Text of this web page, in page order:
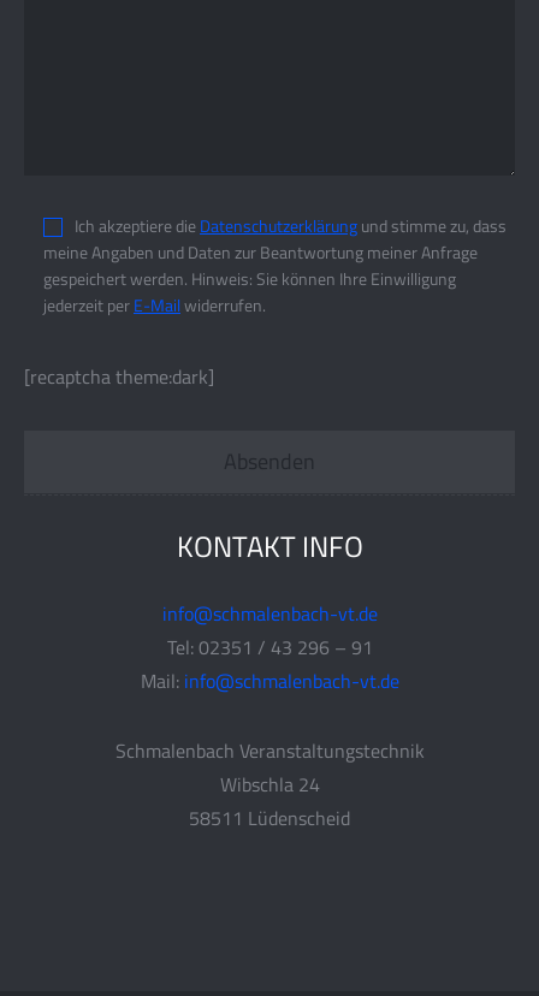
Ich akzeptiere dieDatenschutzerklärungund stimme zu, dass
meine Angaben und Daten zur Beantwortung meiner Anfrage
gespeichert werden. Hinweis: Sie können Ihre Einwilligung
jederzeit perE-Mailwiderrufen.
[recaptcha theme:dark]
KONTAKT INFO
info@schmalenbach-vt.de
Tel: 02351 / 43 296 – 91
Mail: info@schmalenbach-vt.de
Schmalenbach Veranstaltungstechnik
Wibschla 24
58511 Lüdenscheid